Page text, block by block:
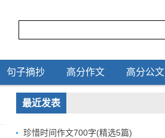
句子摘抄 高分作文 高分公文
最近发表
珍惜时间作文700字(精选5篇)